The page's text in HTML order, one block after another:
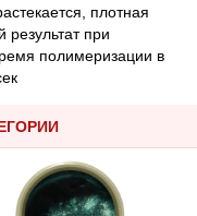
плотная
результат при
полимеризации в